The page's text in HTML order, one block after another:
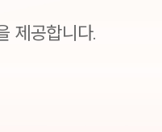
제공합니다.